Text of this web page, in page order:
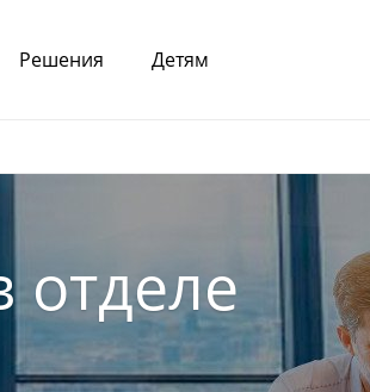
Решения Детям
отделе